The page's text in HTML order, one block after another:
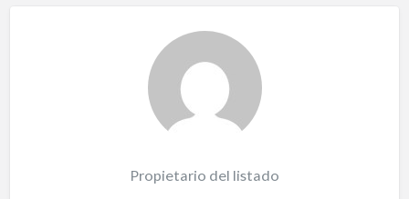
Propietario del listado